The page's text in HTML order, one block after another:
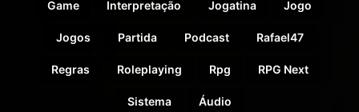
Game Interpretação Jogatina Jogo
Jogos Partida Podcast Rafael47
Regras Roleplaying Rpg RPG Next
Sistema Áudio